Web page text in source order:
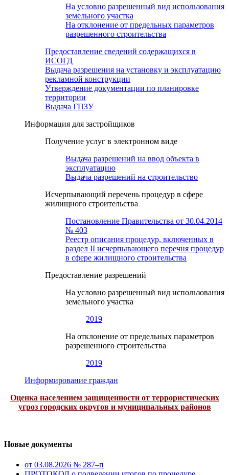
На условно разрешенный вид использования
земельного участка
На отклонение от предельных параметров
разрешенного строительства
Предоставление сведений содержащихся в
ИСОГД
Выдача разрешения на установку и эксплуатацию
рекламной конструкции
Утверждение документации по планировке
территории
Выдача ГПЗУ
Информация для застройщиков
Получение услуг в электронном виде
Выдача разрешений на ввод объекта в
эксплуатацию
Выдача разрешений на строительство
Исчерпывающий перечень процедур в сфере
жилищного строительства
Постановление Правительства от 30.04.2014
№ 403
Реестр описания процедур, включенных в
раздел II исчерпывающего перечня процедур
в сфере жилищного строительства
Предоставление разрешений
На условно разрешенный вид использования
земельного участка
2019
На отклонение от предельных параметров
разрешенного строительства
2019
Информирование граждан
Оценка населением защищенности от террористических
угроз городских округов и муниципальных районов
Новые документы
от 03.08.2026 № 287–п